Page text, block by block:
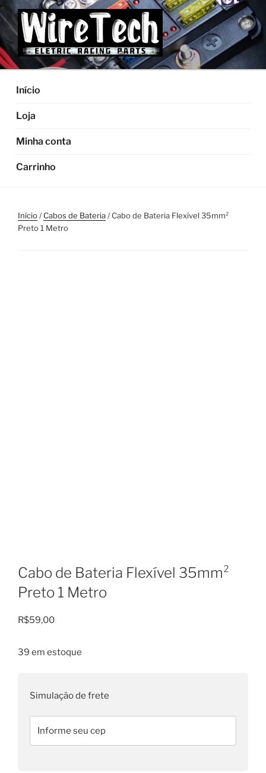
Pular
para
o
conteúdo
Início
Loja
Minha conta
Carrinho
Início/Cabos de Bateria/ Cabo de Bateria Flexível 35mm²
Preto 1 Metro
Cabo de Bateria Flexível 35mm²
Preto 1 Metro
R$59,00
39 em estoque
Simulação de frete